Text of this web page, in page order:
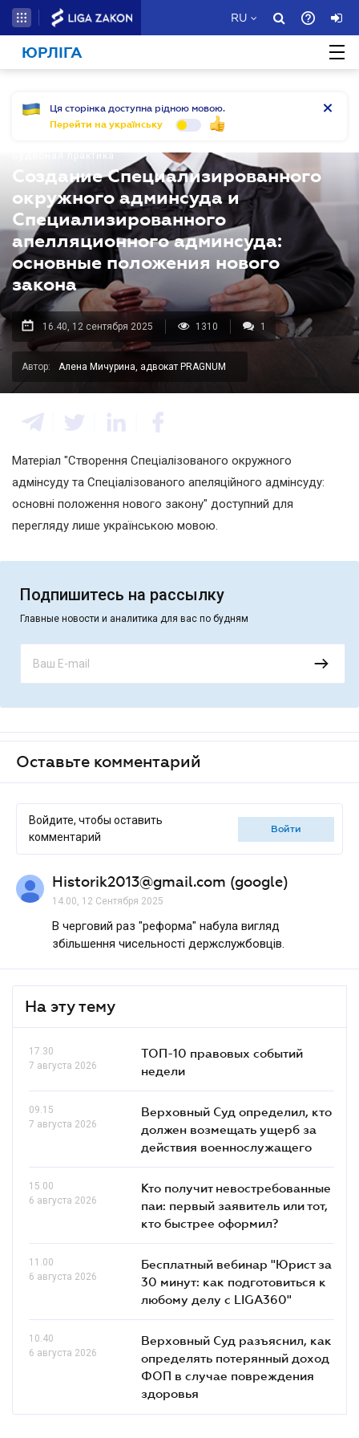
RU
ЮРЛІГА
Ця сторінка доступна рідною мовою.
Перейти на українську
Судебная практика
Создание Специализированного
окружного админсуда и
Специализированного
апелляционного админсуда:
основные положения нового
закона
16.40, 12 сентября 2025 1310 1
Автор: Алена Мичурина, адвокат PRAGNUM
Матеріал "Створення Спеціалізованого окружного
адмінсуду та Спеціалізованого апеляційного адмінсуду:
основні положення нового закону" доступний для
перегляду лише українською мовою.
Подпишитесь на рассылку
Главные новости и аналитика для вас по будням
Оставьте комментарий
Войдите, чтобы оставить
комментарий
войти
Historik2013@gmail.com (google)
14.00, 12 Сентября 2025
В черговий раз "реформа" набула вигляд
збільшення чисельності держслужбовців.
На эту тему
17.30
7 августа 2026
ТОП-10 правовых событий
недели
09.15
7 августа 2026
Верховный Суд определил, кто
должен возмещать ущерб за
действия военнослужащего
15.00
6 августа 2026
Кто получит невостребованные
паи: первый заявитель или тот,
кто быстрее оформил?
11.00
6 августа 2026
Бесплатный вебинар "Юрист за
30 минут: как подготовиться к
любому делу с LIGA360"
10.40
6 августа 2026
Верховный Суд разъяснил, как
определять потерянный доход
ФОП в случае повреждения
здоровья